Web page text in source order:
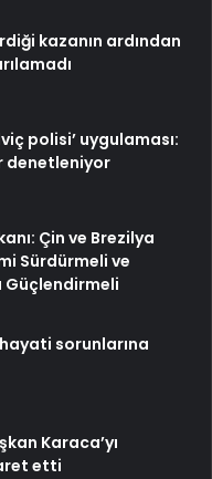
kazanın ardından
polisi’ uygulaması:
denetleniyor
Çin ve Brezilya
Sürdürmeli ve
Güçlendirmeli
sorunlarına
Karaca’yı
etti